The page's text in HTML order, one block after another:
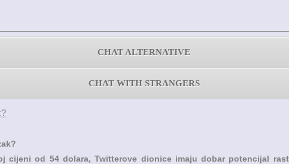
CHAT ALTERNATIVE
CHAT WITH STRANGERS
cijeni od 54 dolara, Twitterove dionice imaju dobar potencijal